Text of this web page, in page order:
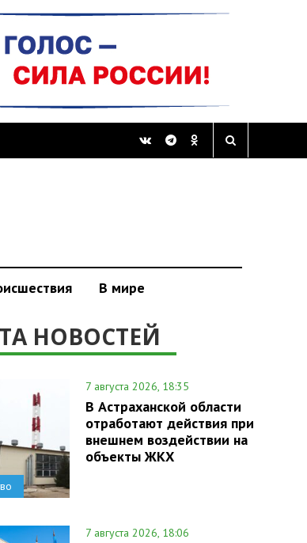
В мире
НОВОСТЕЙ
7 августа 2026, 18:35
В Астраханской области
отработают действия при
внешнем воздействии на
объекты ЖКХ
7 августа 2026, 18:06